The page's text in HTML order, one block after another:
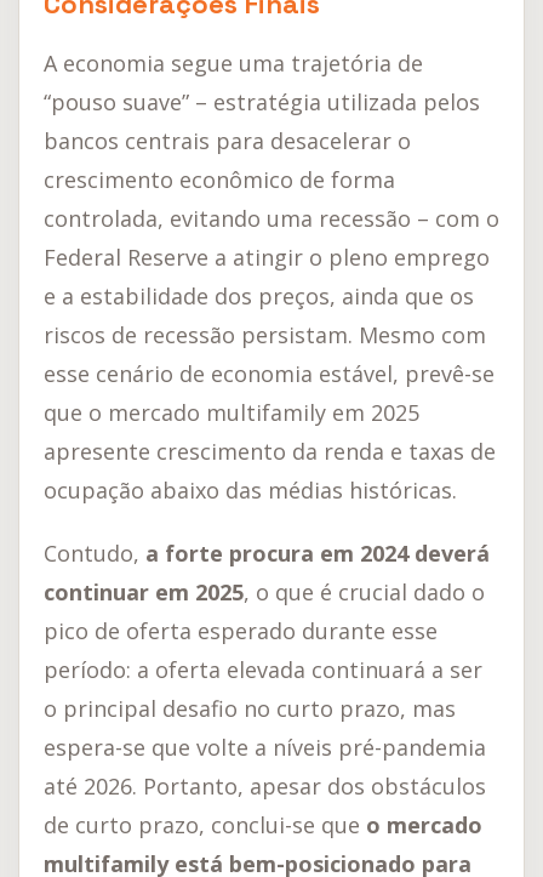
A economia segue uma trajetória de
“pouso suave” – estratégia utilizada pelos
bancos centrais para desacelerar o
crescimento econômico de forma
controlada, evitando uma recessão – com o
Federal Reserve a atingir o pleno emprego
e a estabilidade dos preços, ainda que os
riscos de recessão persistam. Mesmo com
esse cenário de economia estável, prevê-se
que o mercado multifamily em 2025
apresente crescimento da renda e taxas de
ocupação abaixo das médias históricas.
Contudo, a forte procura em 2024 deverá
continuar em 2025, o que é crucial dado o
pico de oferta esperado durante esse
período: a oferta elevada continuará a ser
o principal desafio no curto prazo, mas
espera-se que volte a níveis pré-pandemia
até 2026. Portanto, apesar dos obstáculos
de curto prazo, conclui-se que o mercado
multifamily está bem-posicionado para